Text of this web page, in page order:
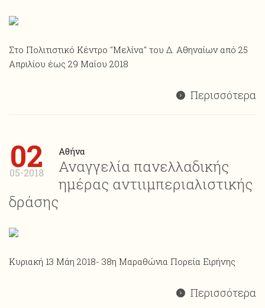
Στο Πολιτιστικό Κέντρο "Μελίνα" του Δ. Αθηναίων από 25
Απριλίου έως 29 Μαΐου 2018
Περισσότερα
02
05-2018
Αθήνα
Αναγγελία πανελλαδικής
ημέρας αντιιμπεριαλιστικής
δράσης
Κυριακή 13 Μάη 2018- 38η Μαραθώνια Πορεία Ειρήνης
Περισσότερα